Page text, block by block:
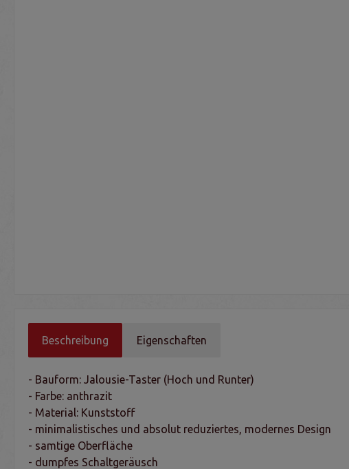
Beschreibung Eigenschaften
- Bauform: Jalousie-Taster (Hoch und Runter)
- Farbe: anthrazit
- Material: Kunststoff
- minimalistisches und absolut reduziertes, modernes Design
- samtige Oberfläche
- dumpfes Schaltgeräusch